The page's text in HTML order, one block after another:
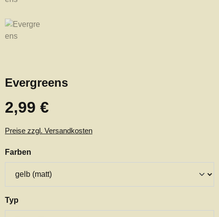
Evergreens
Regulärer Preis:
2,99 €
Preise zzgl. Versandkosten
Farben
Typ